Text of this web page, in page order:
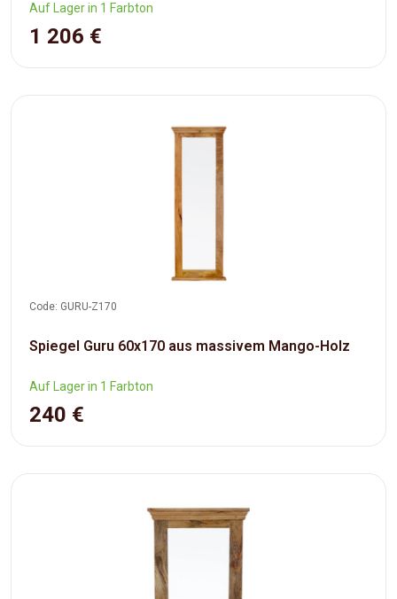
Auf Lager in 1 Farbton
1 206 €
Code: GURU-Z170
Spiegel Guru 60x170 aus massivem Mango-Holz
Auf Lager in 1 Farbton
240 €